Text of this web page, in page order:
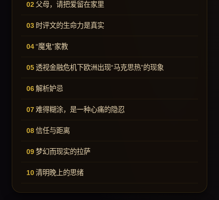
父母，请把爱留在家里
时评文的生命力是真实
“魔鬼”家教
透视金融危机下欧洲出现“马克思热”的现象
解析妒忌
难得糊涂，是一种心痛的隐忍
信任与距离
梦幻而现实的拉萨
清明晚上的思绪